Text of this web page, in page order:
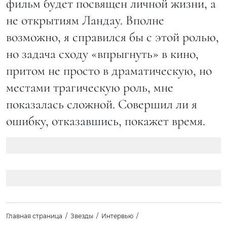
не открытиям Ландау. Вполне
возможно, я справился бы с этой ролью,
но задача сходу «впрыгнуть» в кино,
притом не просто в драматическую, но
местами трагическую роль, мне
показалась сложной. Совершил ли я
ошибку, отказавшись, покажет время.
Главная страница Звезды Интервью